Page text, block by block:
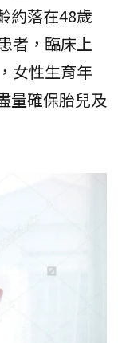
約落在48歲
者，臨床上
女性生育年
量確保胎兒及